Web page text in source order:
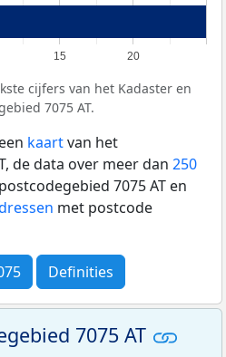
15 20
cijfers van het Kadaster en
7075 AT.
kaartvan het
de data over meer dan 250
7075 AT en
met postcode
Definities
7075 AT